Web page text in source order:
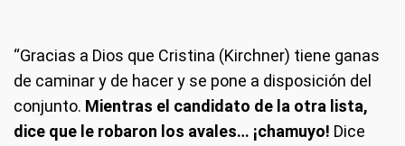
“Gracias a Dios que Cristina (Kirchner) tiene ganas
de caminar y de hacer y se pone a disposición del
conjunto. Mientras el candidato de la otra lista,
dice que le robaron los avales… ¡chamuyo! Dice